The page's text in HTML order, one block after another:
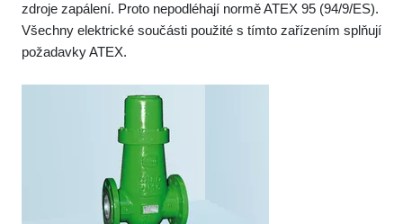
zdroje zapálení. Proto nepodléhají normě ATEX 95 (94/9/ES).
Všechny elektrické součásti použité s tímto zařízením splňují
požadavky ATEX.